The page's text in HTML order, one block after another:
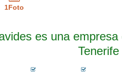
1Foto
es una
Tenerife